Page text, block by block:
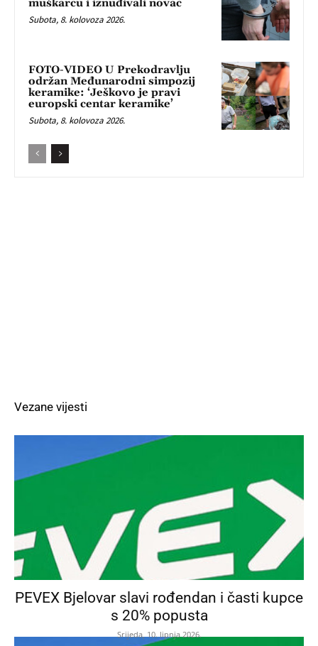
muškarcu i iznuđivali novac
Subota, 8. kolovoza 2026.
FOTO-VIDEO U Prekodravlju
održan Međunarodni simpozij
keramike: ‘Ješkovo je pravi
europski centar keramike’
Subota, 8. kolovoza 2026.
Vezane vijesti
PEVEX Bjelovar slavi rođendan i časti kupce
s 20% popusta
Srijeda, 10. lipnja 2026.